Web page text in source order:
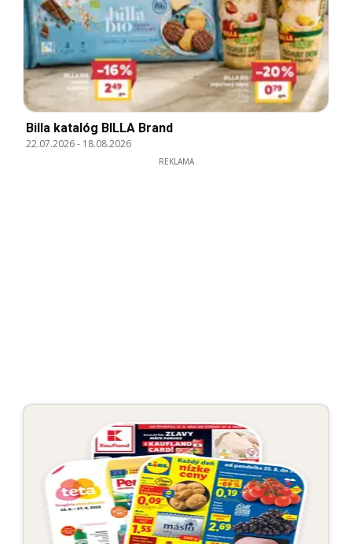
Billa katalóg BILLA Brand
22.07.2026- 18.08.2026
REKLAMA